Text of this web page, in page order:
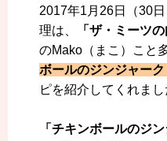
2017年1月26日（30
理は、
「ザ・ミーツ
のMako（まこ）こと
ボールのジンジャーク
ピを紹介してくれまし
「チキンボールのジ